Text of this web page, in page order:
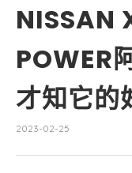
NISSAN
POWER
才知它的
2023-02-25